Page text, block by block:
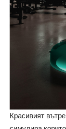
Красивият